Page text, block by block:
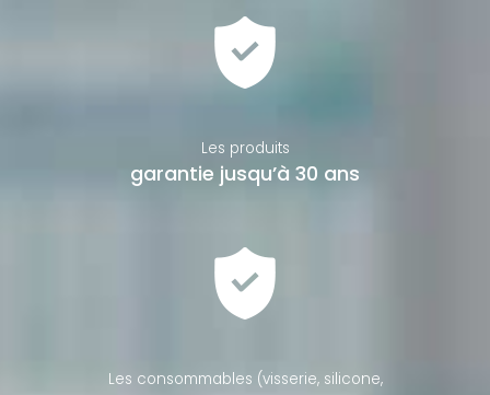
Les produits
garantie jusqu’à 30 ans
Les consommables (visserie, silicone,